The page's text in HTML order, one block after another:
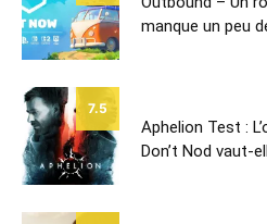
manque un peu
7.5
Aphelion Test :
Don’t Nod vaut-